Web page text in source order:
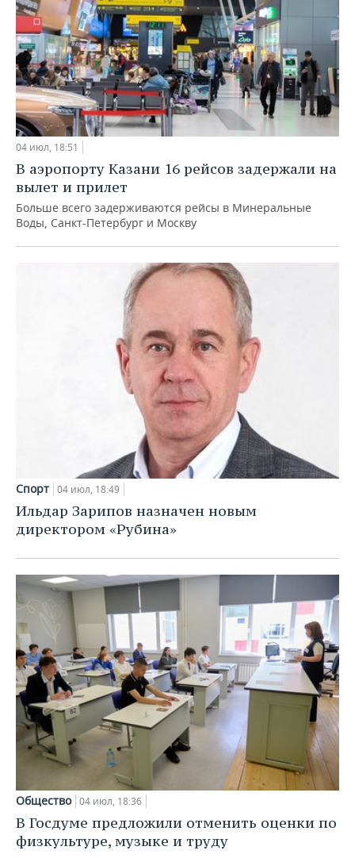
04 июл, 18:51
В аэропорту Казани 16 рейсов задержали на
вылет и прилет
Больше всего задерживаются рейсы в Минеральные
Воды, Санкт-Петербург и Москву
Спорт 04 июл, 18:49
Ильдар Зарипов назначен новым
директором «Рубина»
Общество 04 июл, 18:36
В Госдуме предложили отменить оценки по
физкультуре, музыке и труду